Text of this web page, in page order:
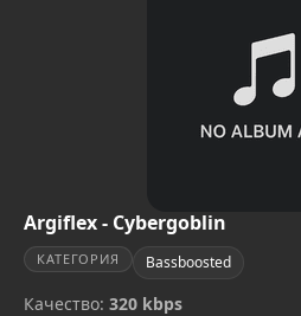
Argiflex - Cybergoblin
КАТЕГОРИЯ Bassboosted
Качество: 320 kbps